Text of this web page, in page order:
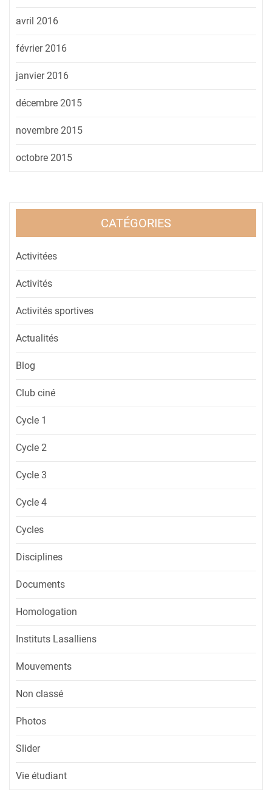
avril 2016
février 2016
janvier 2016
décembre 2015
novembre 2015
octobre 2015
CATÉGORIES
Activitées
Activités
Activités sportives
Actualités
Blog
Club ciné
Cycle 1
Cycle 2
Cycle 3
Cycle 4
Cycles
Disciplines
Documents
Homologation
Instituts Lasalliens
Mouvements
Non classé
Photos
Slider
Vie étudiant